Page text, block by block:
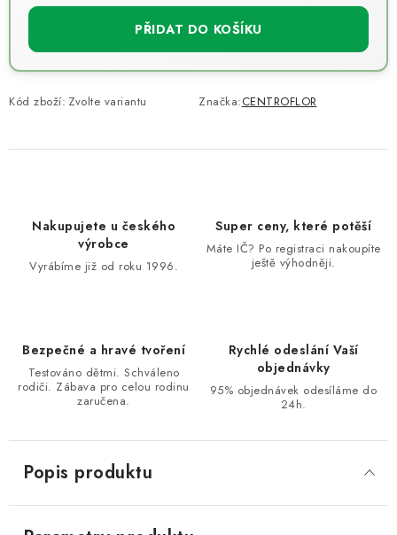
PŘIDAT DO KOŠÍKU
Kód zboží: Zvolte variantu Značka:CENTROFLOR
Nakupujete u českého
výrobce
Vyrábíme již od roku 1996.
Super ceny, které potěší
Máte IČ? Po registraci nakoupíte
ještě výhodněji.
Bezpečné a hravé tvoření
Testováno dětmi. Schváleno
rodiči. Zábava pro celou rodinu
zaručena.
Rychlé odeslání Vaší
objednávky
95% objednávek odesíláme do
24h.
Popis produktu